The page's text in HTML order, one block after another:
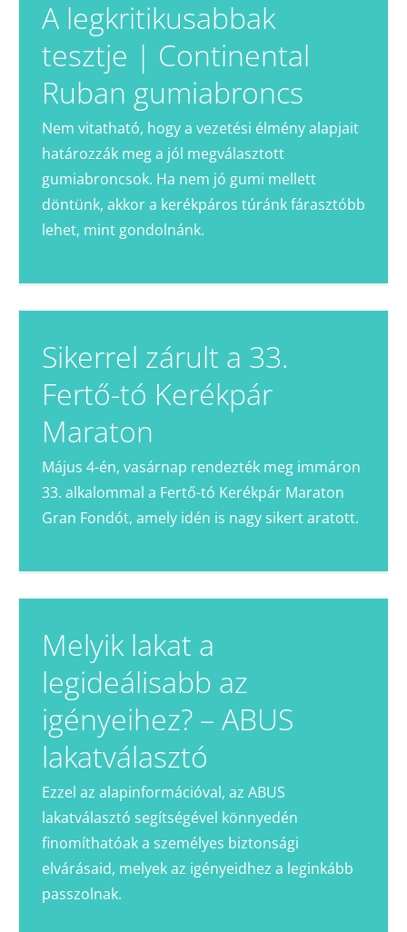
A legkritikusabbak
tesztje | Continental
Ruban gumiabroncs
Nem vitatható, hogy a vezetési élmény alapjait
határozzák meg a jól megválasztott
gumiabroncsok. Ha nem jó gumi mellett
döntünk, akkor a kerékpáros túránk fárasztóbb
lehet, mint gondolnánk.
Sikerrel zárult a 33.
Fertő-tó Kerékpár
Maraton
Május 4-én, vasárnap rendezték meg immáron
33. alkalommal a Fertő-tó Kerékpár Maraton
Gran Fondót, amely idén is nagy sikert aratott.
Melyik lakat a
legideálisabb az
igényeihez? – ABUS
lakatválasztó
Ezzel az alapinformációval, az ABUS
lakatválasztó segítségével könnyedén
finomíthatóak a személyes biztonsági
elvárásaid, melyek az igényeidhez a leginkább
passzolnak.